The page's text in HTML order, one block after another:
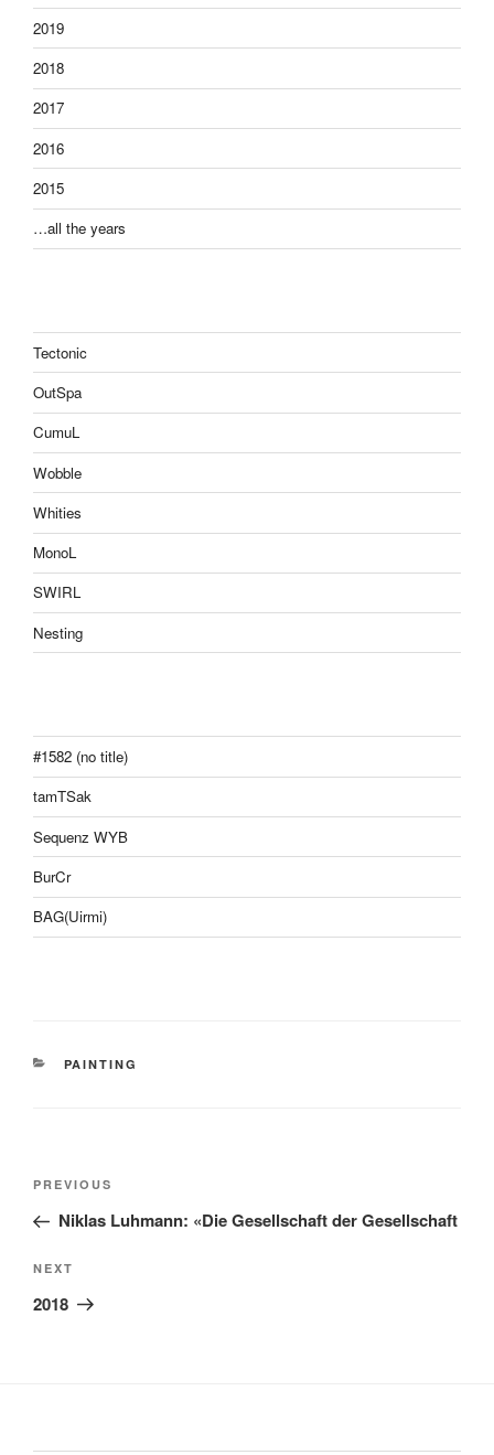
2019
2018
2017
2016
2015
…all the years
Tectonic
OutSpa
CumuL
Wobble
Whities
MonoL
SWIRL
Nesting
#1582 (no title)
tamTSak
Sequenz WYB
BurCr
BAG(Uirmi)
CATEGORIES
PAINTING
Post
Previous
Post
PREVIOUS
Niklas Luhmann: «Die Gesellschaft der Gesellschaft
Next
Post
NEXT
2018